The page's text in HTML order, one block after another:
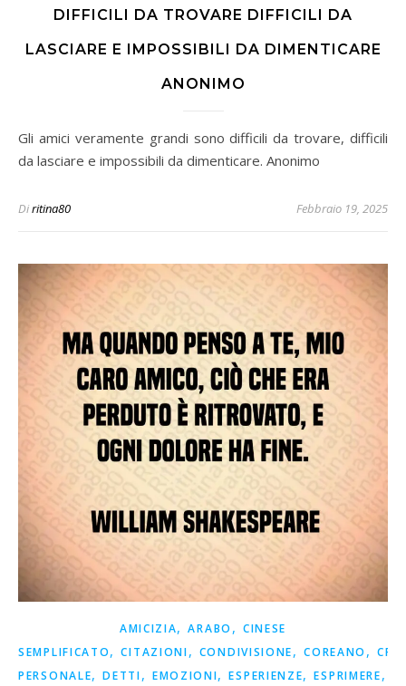
DIFFICILI DA TROVARE DIFFICILI DA
LASCIARE E IMPOSSIBILI DA DIMENTICARE
ANONIMO
Gli amici veramente grandi sono difficili da trovare, difficili
da lasciare e impossibili da dimenticare. Anonimo
Diritina80 Febbraio 19, 2025
AMICIZIA,ARABO , CINESE
SEMPLIFICATO,CITAZIONI, CONDIVISIONE,COREANO ,
PERSONALE,DETTI, EMOZIONI,ESPERIENZE,ESPRIMERE,